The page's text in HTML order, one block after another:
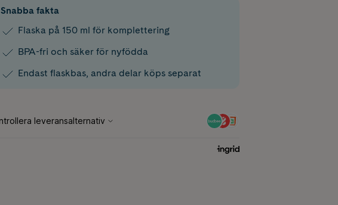
Snabba fakta
Flaska på 150 ml för komplettering
BPA-fri och säker för nyfödda
Endast flaskbas, andra delar köps separat